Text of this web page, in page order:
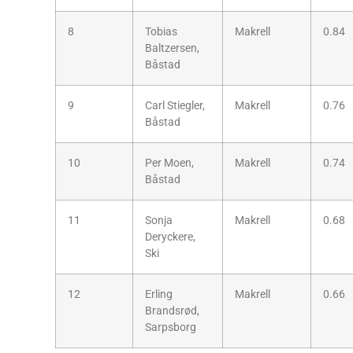
8
Tobias
Baltzersen,
Båstad
Makrell 0.84
9
Carl Stiegler,
Båstad
Makrell 0.76
10
Per Moen,
Båstad
Makrell 0.74
11
Sonja
Deryckere,
Ski
Makrell 0.68
12
Erling
Brandsrød,
Sarpsborg
Makrell 0.66